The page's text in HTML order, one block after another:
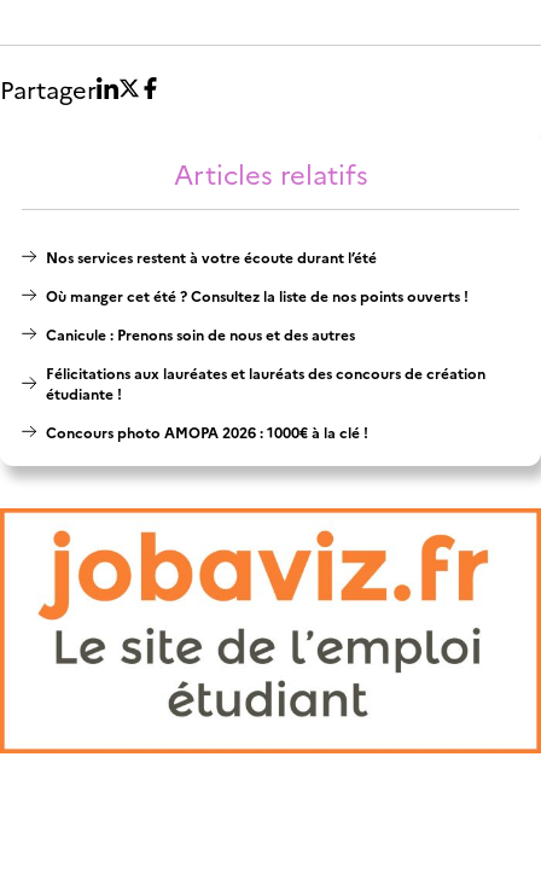
Partager
Articles relatifs
Nos services restent à votre écoute durant l’été
Où manger cet été ? Consultez la liste de nos points ouverts !
Canicule : Prenons soin de nous et des autres
Félicitations aux lauréates et lauréats des concours de création
étudiante !
Concours photo AMOPA 2026 : 1000€ à la clé !